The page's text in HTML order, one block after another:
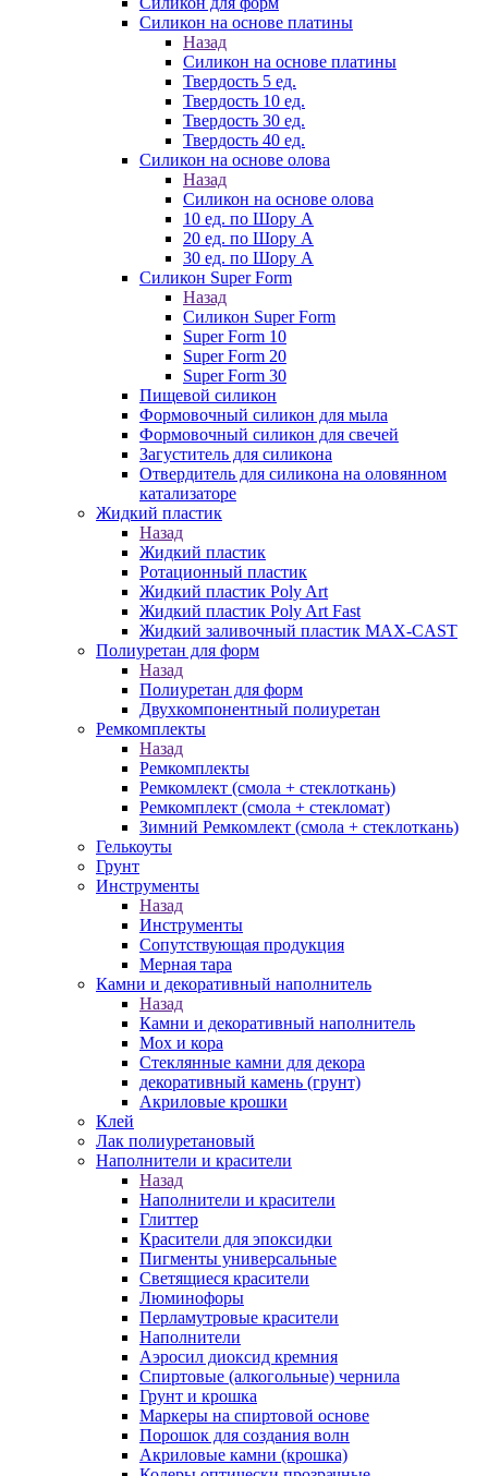
Силикон на основе платины
Назад
Силикон на основе платины
Твердость 5 ед.
Твердость 10 ед.
Твердость 30 ед.
Твердость 40 ед.
Силикон на основе олова
Назад
Силикон на основе олова
10 ед. по Шору А
20 ед. по Шору А
30 ед. по Шору А
Силикон Super Form
Назад
Силикон Super Form
Super Form 10
Super Form 20
Super Form 30
Пищевой силикон
Формовочный силикон для мыла
Формовочный силикон для свечей
Загуститель для силикона
Отвердитель для силикона на оловянном
катализаторе
Жидкий пластик
Назад
Жидкий пластик
Ротационный пластик
Жидкий пластик Poly Art
Жидкий пластик Poly Art Fast
Жидкий заливочный пластик MAX-CAST
Полиуретан для форм
Назад
Полиуретан для форм
Двухкомпонентный полиуретан
Ремкомплекты
Назад
Ремкомплекты
Ремкомлект (смола + стеклоткань)
Ремкомплект (смола + стекломат)
Зимний Ремкомлект (смола + стеклоткань)
Гелькоуты
Грунт
Инструменты
Назад
Инструменты
Сопутствующая продукция
Мерная тара
Камни и декоративный наполнитель
Назад
Камни и декоративный наполнитель
Мох и кора
Стеклянные камни для декора
декоративный камень (грунт)
Акриловые крошки
Клей
Лак полиуретановый
Наполнители и красители
Назад
Наполнители и красители
Глиттер
Красители для эпоксидки
Пигменты универсальные
Светящиеся красители
Люминофоры
Перламутровые красители
Наполнители
Аэросил диоксид кремния
Спиртовые (алкогольные) чернила
Грунт и крошка
Маркеры на спиртовой основе
Порошок для создания волн
Акриловые камни (крошка)